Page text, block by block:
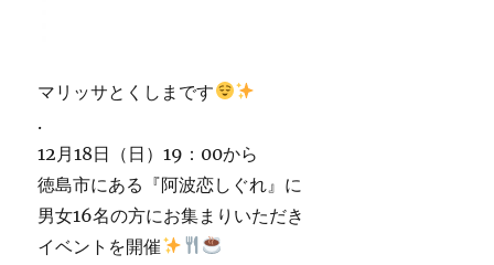
マリッサとくしまです
.
12月18日（日）19：00から
徳島市にある『阿波恋しぐれ』に
男女16名の方にお集まりいただき
イベントを開催